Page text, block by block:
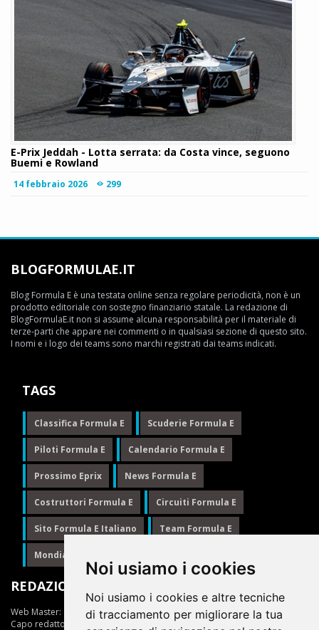
Noi usiamo i cookies
Noi usiamo i cookies e altre tecniche
di tracciamento per migliorare la tua
E-Prix Jeddah - Lotta serrata: da Costa vince, seguono
Buemi e Rowland
14 febbraio 2026 299
BLOGFORMULAE.IT
Blog Formula E è una testata online senza regolare periodicità, non è un
prodotto editoriale con sostegno finanziario statale. La redazione di
BlogFormulaE.it non si assume alcuna responsabilità per il materiale di
terze-parti che appare nei commenti o in qualsiasi sezione di questo sito.
I nomi e i logo dei teams sono marchi registrati dai teams indicati.
TAGS
Classifica Formula E Scuderie Formula E
Piloti Formula E Calendario Formula E
Prossimo Eprix News Formula E
Costruttori Formula E Circuiti Formula E
Sito Formula E Italiano Team Formula E
Mondiale Formula E
REDAZIONE
Web Master:
Ing.Daniele Muscarella
Capo redattore: